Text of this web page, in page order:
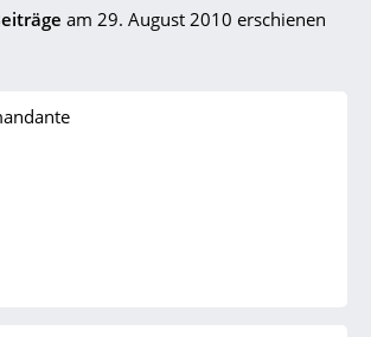
am 29. August 2010 erschienen